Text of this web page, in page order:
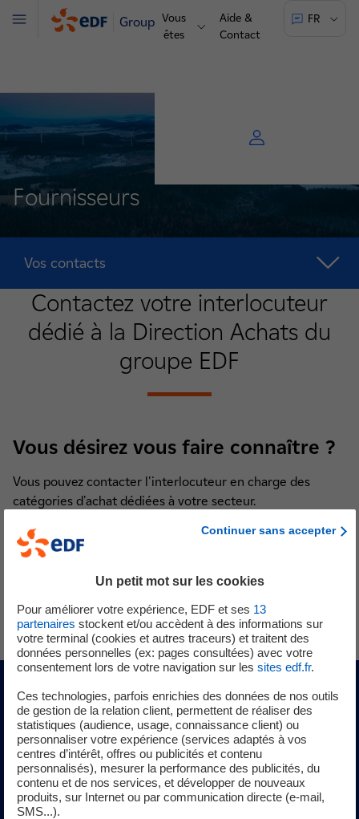
Groupe Vous
êtes
Aide &
Contact
FR
Menu
Fournisseurs
Vos contacts
Contactez votre interlocuteur
dédié à la Direction Achats du
groupe EDF
Vous désirez vous faire connaître ?
Vous pouvez contacter l'interlocuteur en charge des
catégories d'achat dédiées à votre secteur.
Téléchargez la liste complète des interlocuteurs
dédiés par catégorie
Mieux travailler ensemble
Nos engagements RSE & Compliance
Le Partenariat Productivité
Continuer sans accepter
Un petit mot sur les cookies
Pour améliorer votre expérience, EDF et ses 13
partenaires stockent et/ou accèdent à des informations sur
votre terminal (cookies et autres traceurs) et traitent des
données personnelles (ex: pages consultées) avec votre
consentement lors de votre navigation sur les sites edf.fr.
Ces technologies, parfois enrichies des données de nos outils
de gestion de la relation client, permettent de réaliser des
statistiques (audience, usage, connaissance client) ou
personnaliser votre expérience (services adaptés à vos
centres d’intérêt, offres ou publicités et contenu
personnalisés), mesurer la performance des publicités, du
contenu et de nos services, et développer de nouveaux
produits, sur Internet ou par communication directe (e-mail,
SMS...).